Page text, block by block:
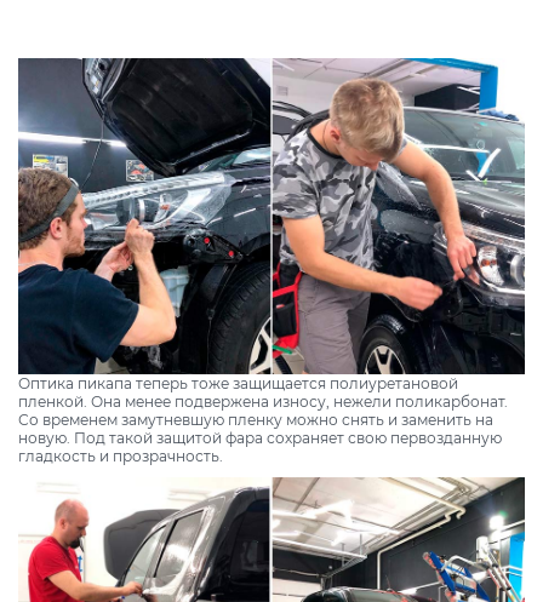
Оптика пикапа теперь тоже защищается полиуретановой
пленкой. Она менее подвержена износу, нежели поликарбонат.
Со временем замутневшую пленку можно снять и заменить на
новую. Под такой защитой фара сохраняет свою первозданную
гладкость и прозрачность.